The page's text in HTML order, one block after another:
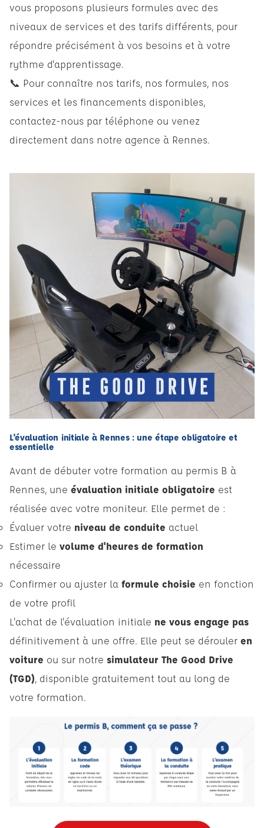
vous proposons plusieurs formules avec des
niveaux de services et des tarifs différents, pour
répondre précisément à vos besoins et à votre
rythme d'apprentissage.
📞 Pour connaître nos tarifs, nos formules, nos
services et les financements disponibles,
contactez-nous par téléphone ou venez
directement dans notre agence à Rennes.
L'évaluation initiale à Rennes : une étape obligatoire et
essentielle
Avant de débuter votre formation au permis B à
Rennes, une évaluation initiale obligatoire est
réalisée avec votre moniteur. Elle permet de :
Évaluer votre niveau de conduite actuel
Estimer le volume d'heures de formation
nécessaire
Confirmer ou ajuster la formule choisie en fonction
de votre profil
L'achat de l'évaluation initiale ne vous engage pas
définitivement à une offre. Elle peut se dérouler en
voiture ou sur notre simulateur The Good Drive
(TGD), disponible gratuitement tout au long de
votre formation.